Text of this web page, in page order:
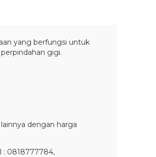
yang berfungsi untuk
gigi.
dengan harga
: 0818777784,